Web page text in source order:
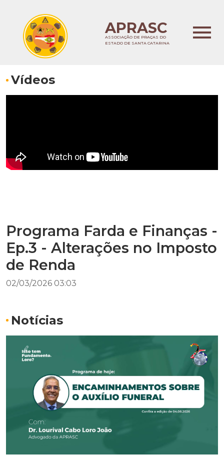
APRASC
ASSOCIAÇÃO DE PRAÇAS DO
ESTADO DE SANTA CATARINA
Vídeos
Programa Farda e Finanças -
Ep.3 - Alterações no Imposto
de Renda
02/03/2026 03:03
Notícias